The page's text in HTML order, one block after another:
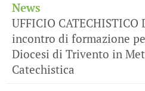
News
UFFICIO CATECHISTICO
incontro di formazione
Diocesi di Trivento in
Catechistica